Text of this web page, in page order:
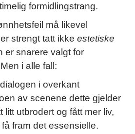
formidlingstrang.
må likevel
strengt tatt ikke estetiske
er snarere valgt for
i alle fall:
i overkant
av scenene dette gjelder
litt utbrodert og fått mer liv,
fram det essensielle.